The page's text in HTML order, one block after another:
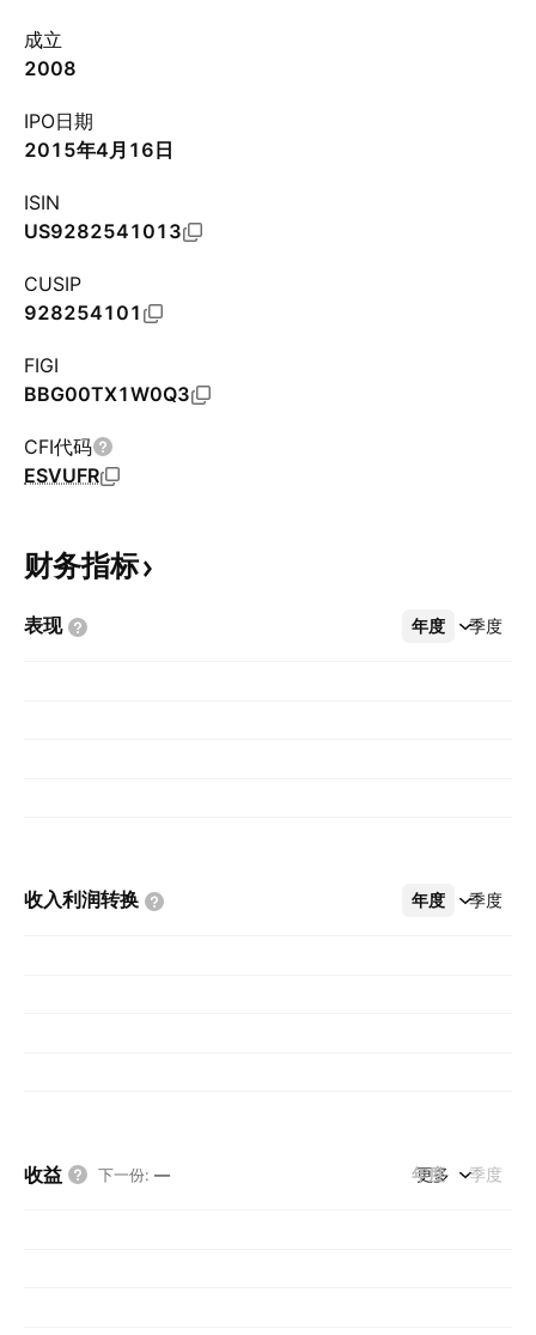
成立
2008
IPO日期
2015年4月16日
ISIN
US9282541013
CUSIP
928254101
FIGI
BBG00TX1W0Q3
CFI代码
ESVUFR
财务指标
表现 年度 季度
更多
收入利润转换 年度 季度
更多
收益 下一份: — 年度 季度
更多